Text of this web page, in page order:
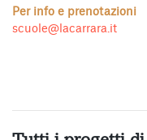
Per info e prenotazioni
scuole@lacarrara.it